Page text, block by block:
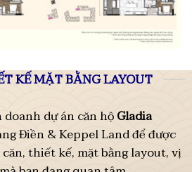
KẾ MẶT BẰNG LAYOUT
dự án căn hộGladia
Điền & Keppel Land để được
thiết kế, mặt bằng layout, vị